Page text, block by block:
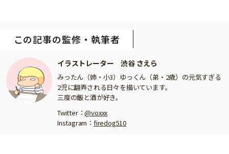
この記事の監修・執筆者
イラストレーター 渋谷 さえら
みったん（姉・小3）ゆっくん（弟・2歳）の元気すぎる
2児に翻弄される日々を描いています。
三度の飯と酒が好き。
Twitter：@voxxx
Instagram： firedog510